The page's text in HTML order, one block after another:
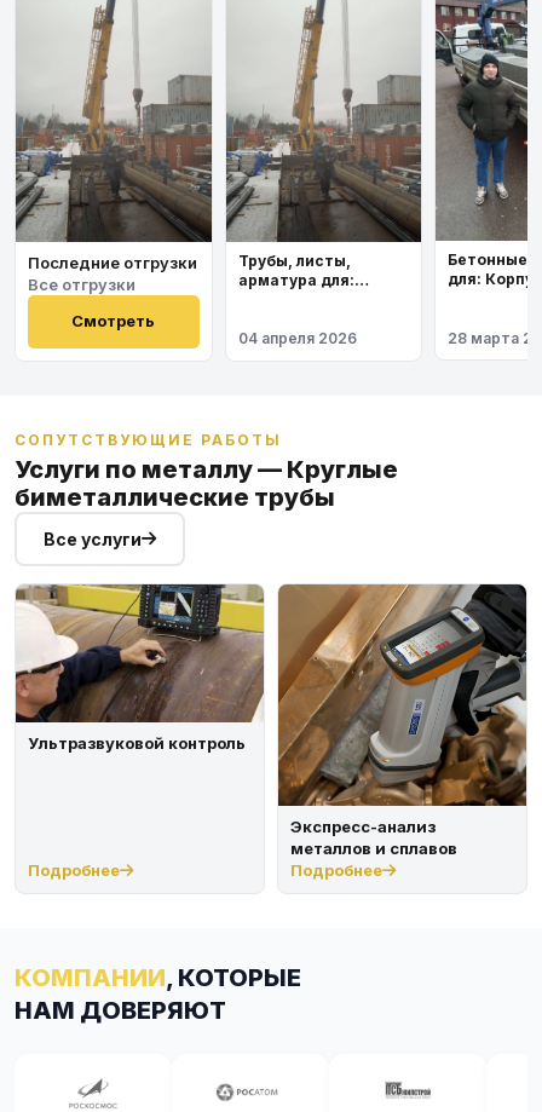
Последние отгрузки
Все отгрузки
Смотреть
Трубы, листы,
арматура для:
04 апреля 2026
Бетонные
для:
28 марта
СОПУТСТВУЮЩИЕ РАБОТЫ
Услуги по металлу — Круглые
биметаллические трубы
Все услуги
Ультразвуковой контроль
Подробнее
Экспресс-анализ
металлов и сплавов
Подробнее
КОМПАНИИ, КОТОРЫЕ
НАМ ДОВЕРЯЮТ